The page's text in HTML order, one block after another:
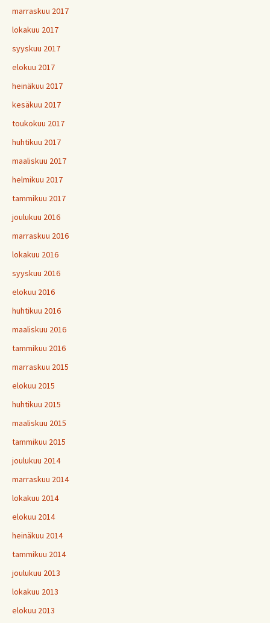
marraskuu 2017
lokakuu 2017
syyskuu 2017
elokuu 2017
heinäkuu 2017
kesäkuu 2017
toukokuu 2017
huhtikuu 2017
maaliskuu 2017
helmikuu 2017
tammikuu 2017
joulukuu 2016
marraskuu 2016
lokakuu 2016
syyskuu 2016
elokuu 2016
huhtikuu 2016
maaliskuu 2016
tammikuu 2016
marraskuu 2015
elokuu 2015
huhtikuu 2015
maaliskuu 2015
tammikuu 2015
joulukuu 2014
marraskuu 2014
lokakuu 2014
elokuu 2014
heinäkuu 2014
tammikuu 2014
joulukuu 2013
lokakuu 2013
elokuu 2013